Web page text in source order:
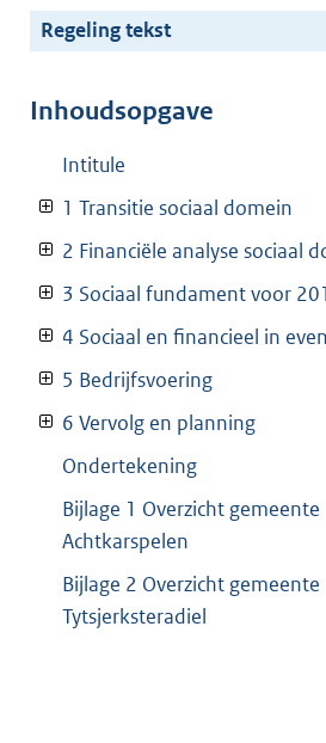
Regeling tekst
Inhoudsopgave
Intitule
1 Transitie sociaal domein
2 Financiële analyse sociaal
3 Sociaal fundament voor
4 Sociaal en financieel in
5 Bedrijfsvoering
6 Vervolg en planning
Ondertekening
Bijlage 1 Overzicht gemeente
Achtkarspelen
Bijlage 2 Overzicht gemeente
Tytsjerksteradiel